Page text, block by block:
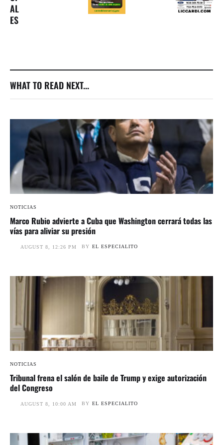
AL
ES
WHAT TO READ NEXT...
NOTICIAS
Marco Rubio advierte a Cuba que Washington cerrará todas las
vías para aliviar su presión
AUGUST 8, 12:26 PM BY EL ESPECIALITO
NOTICIAS
Tribunal frena el salón de baile de Trump y exige autorización
del Congreso
AUGUST 8, 10:00 AM BY EL ESPECIALITO